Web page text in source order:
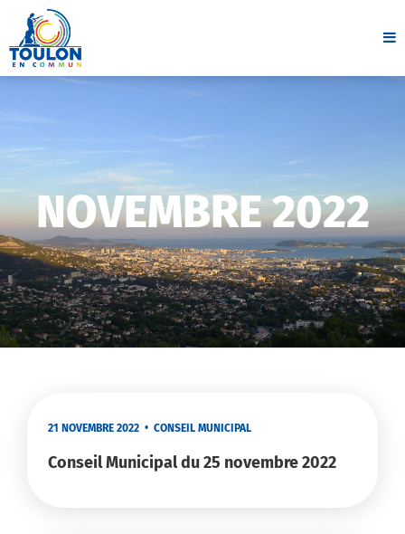
NOVEMBRE 2022
21 NOVEMBRE 2022 • CONSEIL MUNICIPAL
Conseil Municipal du 25 novembre 2022